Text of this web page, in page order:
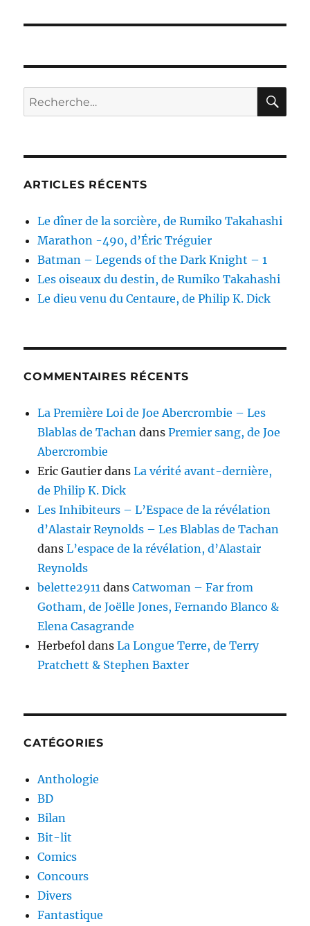
Recherche
pour :
ARTICLES RÉCENTS
Le dîner de la sorcière, de Rumiko Takahashi
Marathon -490, d’Éric Tréguier
Batman – Legends of the Dark Knight – 1
Les oiseaux du destin, de Rumiko Takahashi
Le dieu venu du Centaure, de Philip K. Dick
COMMENTAIRES RÉCENTS
La Première Loi de Joe Abercrombie – Les
Blablas de Tachan dansPremier sang, de Joe
Abercrombie
Eric Gautier dansLa vérité avant-dernière,
de Philip K. Dick
Les Inhibiteurs – L’Espace de la révélation
d’Alastair Reynolds – Les Blablas de Tachan
dansL’espace de la révélation, d’Alastair
Reynolds
belette2911 dansCatwoman – Far from
Gotham, de Joëlle Jones, Fernando Blanco &
Elena Casagrande
Herbefol dansLa Longue Terre, de Terry
Pratchett & Stephen Baxter
CATÉGORIES
Anthologie
BD
Bilan
Bit-lit
Comics
Concours
Divers
Fantastique